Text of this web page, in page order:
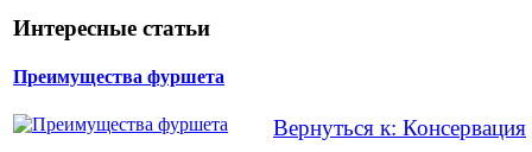
Интересные статьи
Преимущества фуршета
Вернуться к: Консервация